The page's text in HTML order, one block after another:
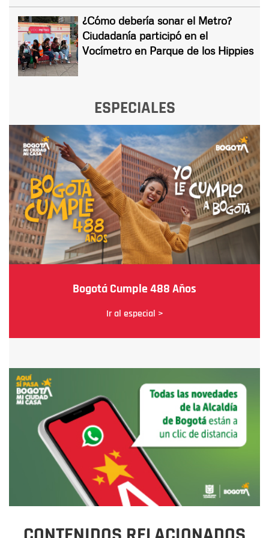
¿Cómo debería sonar el Metro?
Ciudadanía participó en el
Vocímetro en Parque de los Hippies
ESPECIALES
Bogotá Cumple 488 Años
Ir al especial >